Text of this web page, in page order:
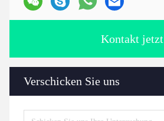
Kontakt jetzt
Verschicken Sie uns